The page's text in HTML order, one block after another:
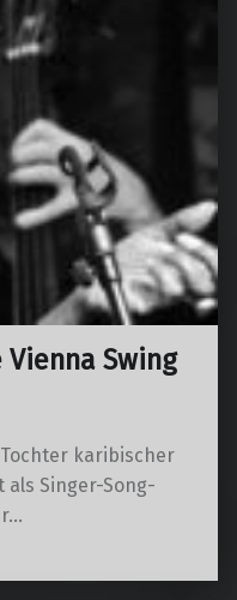
Vienna Swing
karibischer
Singer-Song-